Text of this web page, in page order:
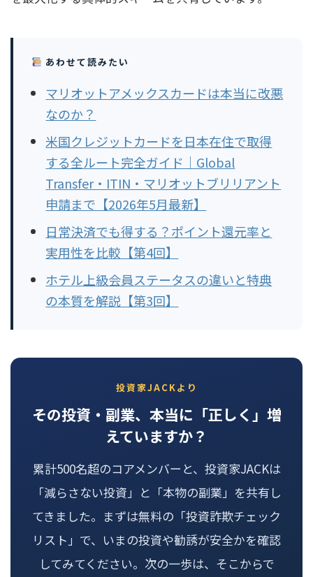
あわせて読みたい
マリオットアメックスカードは本当に改悪
なのか？
米国クレジットカードを日本在住で取得
する全ルート完全ガイド｜Global
Transfer・ITIN・マリオットブリリアント
申請まで【2026年5月最新】
日常決済でも得する？ポイント還元率と
実用性を比較【第4回】
ホテル上級会員ステータスの違いと特典
の本質を解説【第3回】
投資家JACKより
その投資・副業、本当に「正しく」増
えていますか？
累計500名超のコアメンバーと、投資家JACKは
「減らさない投資」と「本物の副業」を共有し
てきました。まずは無料の「投資詐欺チェック
リスト」で、いまの投資や勧誘が安全かを確認
してみてください。次の一歩は、そこからで